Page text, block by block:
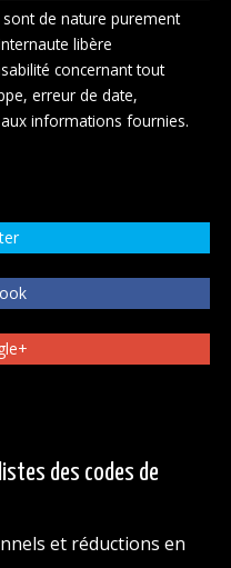
de nature purement
libère
concernant tout
erreur de date,
informations fournies.
des codes de
et réductions en